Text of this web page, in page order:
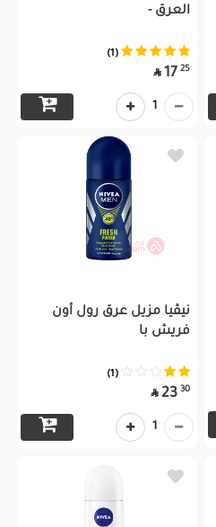
العرق -
(1)
25
17

1
نيڤيا مزيل عرق رول أون
فريش با
(1)
30
23

1